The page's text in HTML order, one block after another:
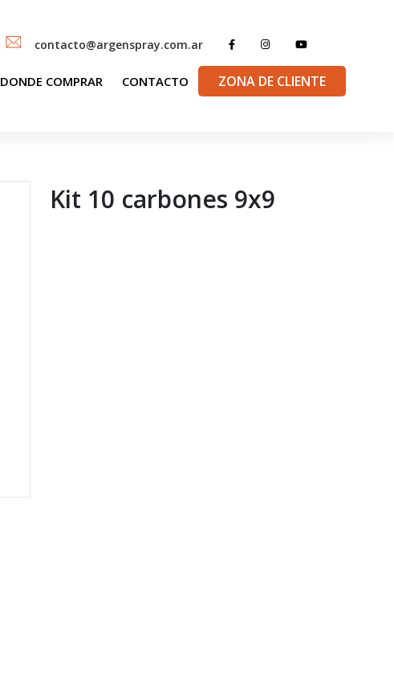
contacto@argenspray.com.ar
DONDE COMPRAR CONTACTO ZONA DE CLIENTE
Kit 10 carbones 9x9